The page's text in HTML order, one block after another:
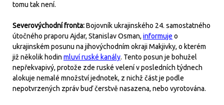
tomu tak není.
Severovýchodní fronta:Bojovník ukrajinského 24. samostatného
útočného praporu Ajdar, Stanislav Osman, informuje o
ukrajinském posunu na jihovýchodním okraji Makjivky, o kterém
již několik hodin mluví ruské kanály. Tento posun je bohužel
nepřekvapivý, protože zde ruské velení v posledních týdnech
alokuje nemalé množství jednotek, z nichž část je podle
nepotvrzených zpráv buď čerstvě nasazena, nebo vyrotována.